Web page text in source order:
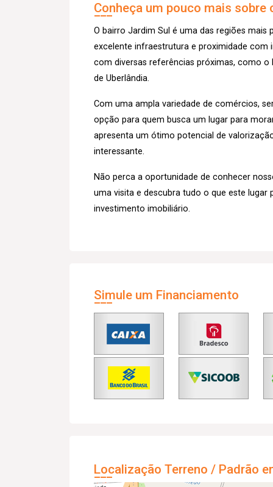
Conheça um pouco mais sobre
O bairro Jardim Sul é uma das regiões mais
excelente infraestrutura e proximidade com
com diversas referências próximas, como o
de Uberlândia.
Com uma ampla variedade de comércios,
opção para quem busca um lugar para
apresenta um ótimo potencial de
interessante.
Não perca a oportunidade de conhecer
uma visita e descubra tudo o que este
investimento imobiliário.
Simule um Financiamento
Localização Terreno / Padrão